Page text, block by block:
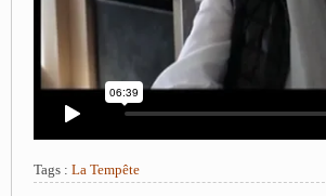
Tags : La Tempête